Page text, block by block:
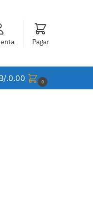
Pagar
.0.00 0